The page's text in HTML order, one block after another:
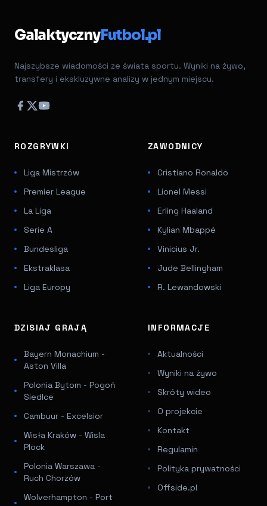
GalaktycznyFutbol.pl
Najszybsze wiadomości ze świata sportu. Wyniki na żywo,
transfery i ekskluzywne analizy w jednym miejscu.
ROZGRYWKI
Liga Mistrzów
Premier League
La Liga
Serie A
Bundesliga
Ekstraklasa
Liga Europy
ZAWODNICY
Cristiano Ronaldo
Lionel Messi
Erling Haaland
Kylian Mbappé
Vinicius Jr.
Jude Bellingham
R. Lewandowski
DZISIAJ GRAJĄ
Bayern Monachium -
Aston Villa
Polonia Bytom - Pogoń
Siedlce
Cambuur - Excelsior
Wisła Kraków - Wisla
Plock
Polonia Warszawa -
Ruch Chorzów
Wolverhampton - Port
INFORMACJE
Aktualności
Wyniki na żywo
Skróty wideo
O projekcie
Kontakt
Regulamin
Polityka prywatności
Offside.pl